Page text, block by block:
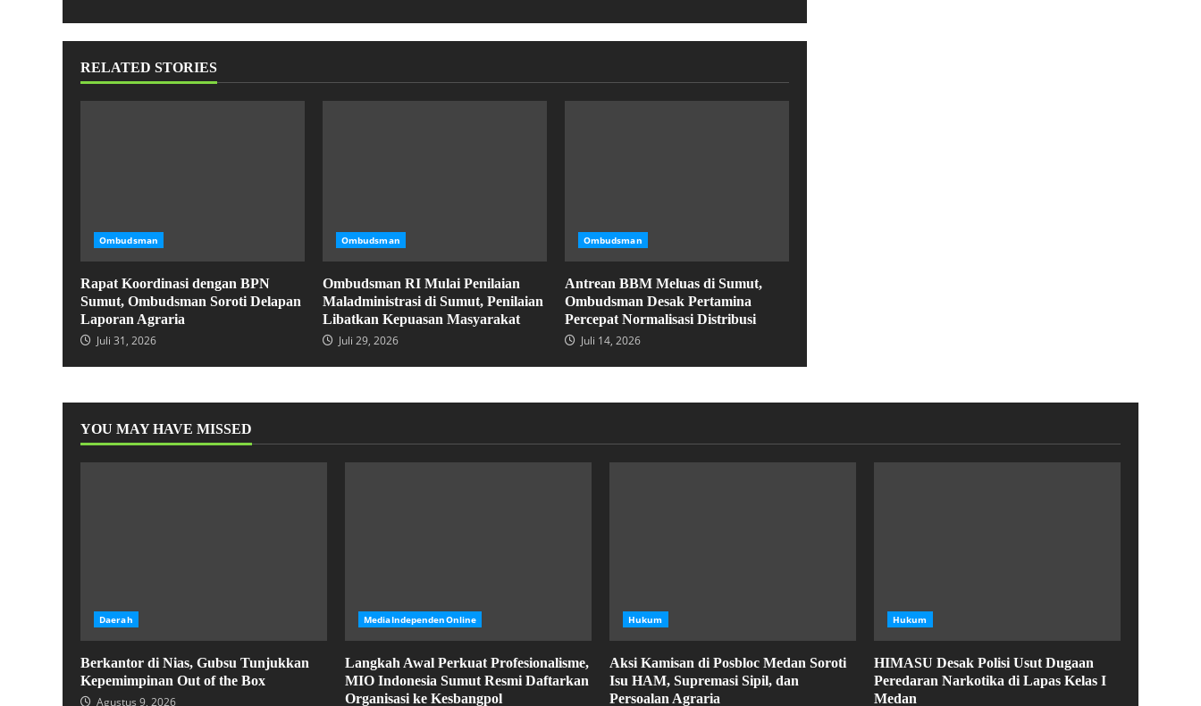
RELATED STORIES
Ombudsman
Rapat Koordinasi dengan BPN
Sumut, Ombudsman Soroti Delapan
Laporan Agraria
Juli 31, 2026
Ombudsman
Ombudsman RI Mulai Penilaian
Maladministrasi di Sumut, Penilaian
Libatkan Kepuasan Masyarakat
Juli 29, 2026
Ombudsman
Antrean BBM Meluas di Sumut,
Ombudsman Desak Pertamina
Percepat Normalisasi Distribusi
Juli 14, 2026
YOU MAY HAVE MISSED
Daerah
Berkantor di Nias, Gubsu Tunjukkan
Kepemimpinan Out of the Box
Agustus 9, 2026
MediaIndependenOnline
Langkah Awal Perkuat Profesionalisme,
MIO Indonesia Sumut Resmi Daftarkan
Organisasi ke Kesbangpol
Hukum
Aksi Kamisan di Posbloc Medan Soroti
Isu HAM, Supremasi Sipil, dan
Persoalan Agraria
Hukum
HIMASU Desak Polisi Usut Dugaan
Peredaran Narkotika di Lapas Kelas I
Medan